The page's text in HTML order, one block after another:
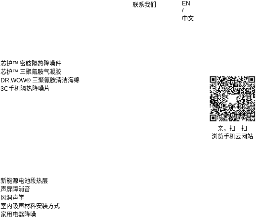
芯护™ 密胺隔热降噪件
芯护™ 三聚氰胺气凝胶
DR.WOW® 三聚氰胺清洁海绵
3C手机隔热降噪片
新能源电池段热层
声屏障消音
风洞声学
室内吸声材料安装方式
家用电器降噪
联系我们
EN
/
中文
亲，扫一扫
浏览手机云网站